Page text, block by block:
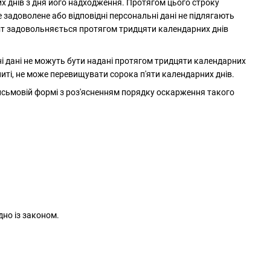
з дня його надходження. Протягом цього строку
або відповідні персональні дані не підлягають
задовольняється протягом тридцяти календарних днів
дані не можуть бути надані протягом тридцяти календарних
не може перевищувати сорока п'яти календарних днів.
формі з роз'ясненням порядку оскарження такого
із законом.